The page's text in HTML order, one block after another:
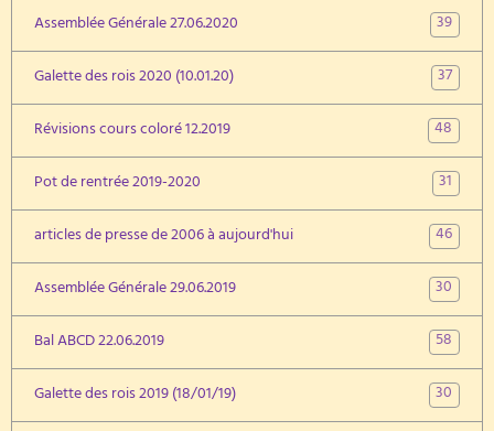
Assemblée Générale 27.06.2020
39
Galette des rois 2020 (10.01.20)
37
Révisions cours coloré 12.2019
48
Pot de rentrée 2019-2020
31
articles de presse de 2006 à aujourd'hui
46
Assemblée Générale 29.06.2019
30
Bal ABCD 22.06.2019
58
Galette des rois 2019 (18/01/19)
30